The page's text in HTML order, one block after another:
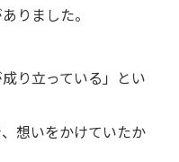
りました。
り立っている」とい
想いをかけていたか